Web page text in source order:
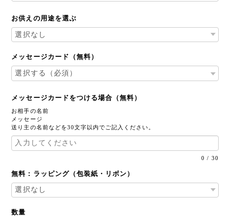
お供えの用途を選ぶ
メッセージカード（無料）
メッセージカードをつける場合（無料）
お相手の名前
メッセージ
送り主の名前などを30文字以内でご記入ください。
0 / 30
無料：ラッピング（包装紙・リボン）
数量